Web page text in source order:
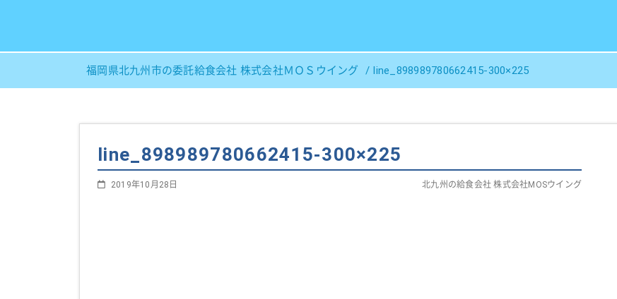
福岡県北九州市の委託給食会社 株式会社ＭＯＳウイング line_898989780662415-300×225
line_898989780662415-300×225
2019年10月28日 北九州の給食会社 株式会社MOSウイング